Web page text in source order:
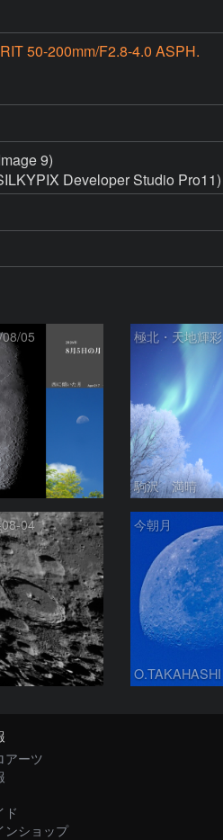
50-200mm/F2.8-4.0 ASPH.
9)
Developer Studio Pro11)
05 極北・天地輝彩
駒沢 満晴
04 今朝月
O.TAKAHASHI
アーツ
ド
ンショップ